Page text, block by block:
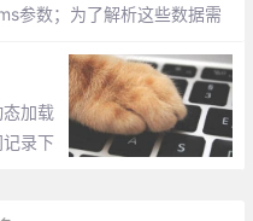
参数；为了解析这些数据需
加载
录下